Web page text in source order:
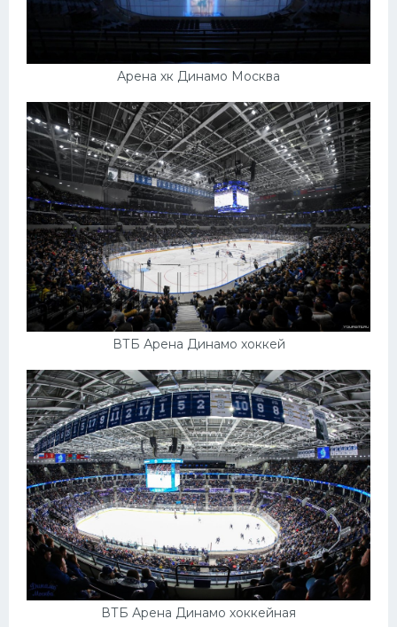
Арена хк Динамо Москва
ВТБ Арена Динамо хоккей
ВТБ Арена Динамо хоккейная